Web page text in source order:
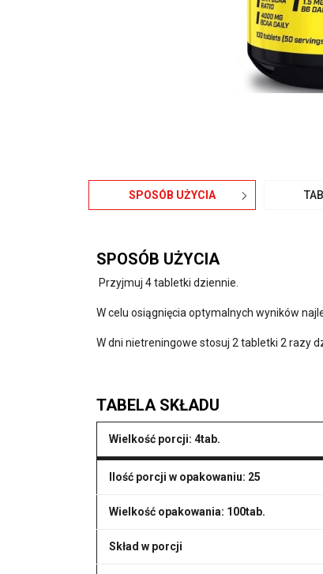
SPOSÓB UŻYCIA
SPOSÓB UŻYCIA
Przyjmuj 4 tabletki dziennie.
W celu osiągnięcia optymalnych wyników
W dni nietreningowe stosuj 2 tabletki 2 razy
TABELA SKŁADU
Wielkość porcji: 4tab.
Ilość porcji w opakowaniu: 25
Wielkość opakowania: 100tab.
Skład w porcji